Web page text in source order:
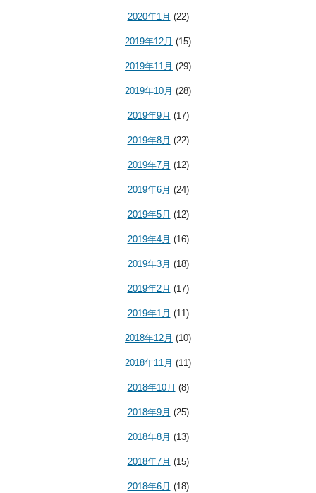
2020年1月 (22)
2019年12月 (15)
2019年11月 (29)
2019年10月 (28)
2019年9月 (17)
2019年8月 (22)
2019年7月 (12)
2019年6月 (24)
2019年5月 (12)
2019年4月 (16)
2019年3月 (18)
2019年2月 (17)
2019年1月 (11)
2018年12月 (10)
2018年11月 (11)
2018年10月 (8)
2018年9月 (25)
2018年8月 (13)
2018年7月 (15)
2018年6月 (18)